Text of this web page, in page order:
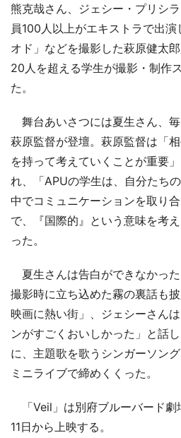
熊克哉さん、ジェシー・プリシ
員100人以上がエキストラで出
オド」などを撮影した萩原健太
20人を超える学生が撮影・制作
た。
舞台あいさつには夏生さん、毎
萩原監督が登壇。萩原監督は「
を持って考えていくことが重要
れ、「APUの学生は、自分たち
中でコミュニケーションを取り
で、『国際的』という意味を考
った。
夏生さんは告白ができなかった
撮影時に立ち込めた霧の裏話も
映画に熱い街」、ジェシーさん
ンがすごくおいしかった」と話
に、主題歌を歌うシンガーソン
ミニライブで締めくくった。
「Veil」は別府ブルーバード劇
11日から上映する。